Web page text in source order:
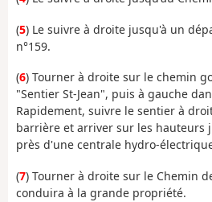
(5) Le suivre à droite jusqu'à un
n°159.
(6) Tourner à droite sur le chemin
"Sentier St-Jean", puis à gauche
Rapidement, suivre le sentier à
barrière et arriver sur les hauteurs
près d'une centrale hydro-
(7) Tourner à droite sur le Chemin
conduira à la grande propriété.